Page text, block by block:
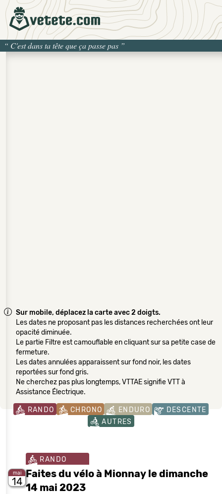
“ C'est dans ta tête que ça passe pas ”
Sur mobile, déplacez la carte avec 2 doigts.
Les dates ne proposant pas les distances recherchées ont leur
opacité diminuée.
Le partie Filtre est camouflable en cliquant sur sa petite case de
fermeture.
Les dates annulées apparaissent sur fond noir, les dates
reportées sur fond gris.
Ne cherchez pas plus longtemps, VTTAE signifie VTT à
Assistance Électrique.
RANDO CHRONO ENDURO
DESCENTE
AUTRES
mai
14
RANDO
Faites du vélo à Mionnay le dimanche
14 mai 2023